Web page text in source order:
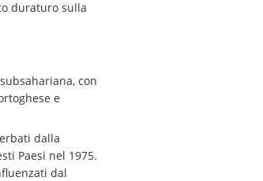
duraturo sulla
con
e
dalla
Paesi nel 1975.
dal